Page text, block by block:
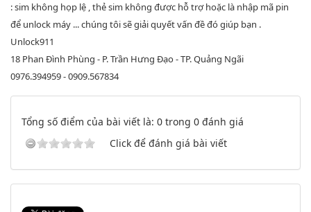
: sim không họp lệ , thẻ sim không được hỗ trợ hoặc là nhập mã pin
để unlock máy ... chúng tôi sẽ giải quyết vấn đề đó giúp bạn .
Unlock911
18 Phan Đình Phùng - P. Trần Hưng Đạo - TP. Quảng Ngãi
0976.394959 - 0909.567834
Tổng số điểm của bài viết là: 0 trong 0 đánh giá
Click để đánh giá bài viết